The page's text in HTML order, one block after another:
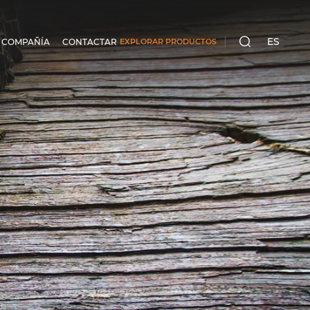
COMPAÑÍA CONTACTAR EXPLORAR PRODUCTOS BUSCAES